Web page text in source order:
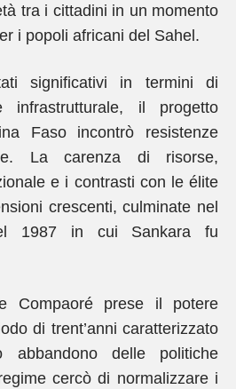
tra i cittadini in un momento
i popoli africani del Sahel.
significativi in termini di
infrastrutturale, il progetto
Faso incontrò resistenze
La carenza di risorse,
e i contrasti con le élite
crescenti, culminate nel
1987 in cui Sankara fu
Compaoré prese il potere
di trent’anni caratterizzato
abbandono delle politiche
cercò di normalizzare i